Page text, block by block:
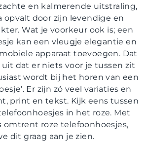
en kalmerende uitstraling,
opvalt door zijn levendige en
Wat je voorkeur ook is; een
kan een vleugje elegantie en
apparaat toevoegen. Dat
dat er niets voor je tussen zit
wordt bij het horen van een
Er zijn zó veel variaties en
print en tekst. Kijk eens tussen
in het roze. Met
omtrent roze telefoonhoesjes,
dit graag aan je zien.